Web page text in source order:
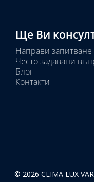
Ще Ви
Направи запитване
Често задавани
Блог
Контакти
© 2026 CLIMA LUX